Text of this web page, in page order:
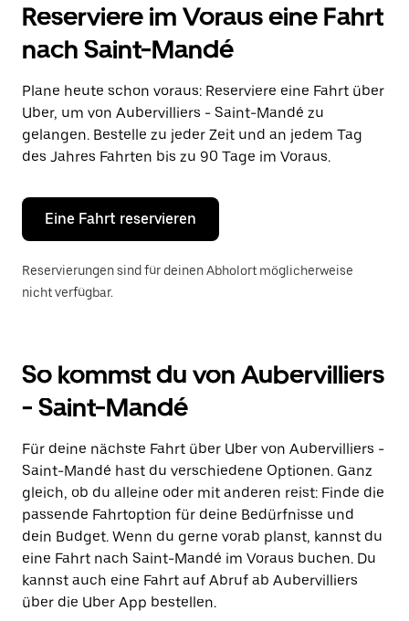
Kalender
interagieren
ein
Datum
auszuwählen.
Drücke
die
Escape-
um
den
Kalender
schließen.
Reserviere im Voraus eine Fahrt
nach Saint-Mandé
Plane heute schon voraus: Reserviere eine Fahrt über
Uber, um von Aubervilliers - Saint-Mandé zu
gelangen. Bestelle zu jeder Zeit und an jedem Tag
des Jahres Fahrten bis zu 90 Tage im Voraus.
Eine Fahrt reservieren
Reservierungen sind für deinen Abholort möglicherweise
nicht verfügbar.
So kommst du von Aubervilliers
- Saint-Mandé
Für deine nächste Fahrt über Uber von Aubervilliers -
Saint-Mandé hast du verschiedene Optionen. Ganz
gleich, ob du alleine oder mit anderen reist: Finde die
passende Fahrtoption für deine Bedürfnisse und
dein Budget. Wenn du gerne vorab planst, kannst du
eine Fahrt nach Saint-Mandé im Voraus buchen. Du
kannst auch eine Fahrt auf Abruf ab Aubervilliers
über die Uber App bestellen.